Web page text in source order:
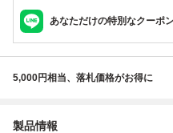
あなただけの特別なクーポ
5,000円相当、落札価格がお得に
製品情報